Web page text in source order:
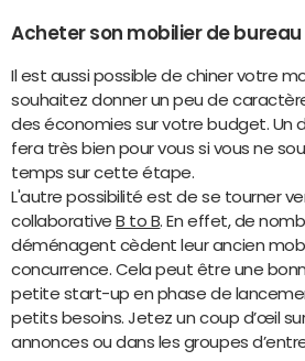
Acheter son mobilier de bureau
Il est aussi possible de chiner votre
souhaitez donner un peu de
des économies sur votre budget. Un
fera très bien pour vous si vous ne
temps sur cette étape.
L'autre possibilité est de se tourner
collaborativeB to B. En effet, de
déménagent cèdent leur ancien
concurrence. Cela peut être une
petite start-up en phase de
petits besoins. Jetez un coup d’œil
annonces ou dans les groupes